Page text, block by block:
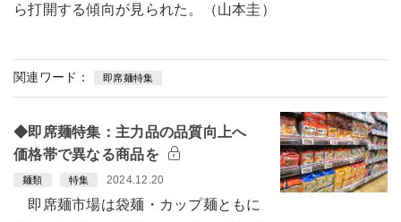
ら打開する傾向が見られた。（山本圭）
関連ワード： 即席麺特集
◆即席麺特集：主力品の品質向上へ
価格帯で異なる商品を
麺類 特集 2024.12.20
即席麺市場は袋麺・カップ麺ともに